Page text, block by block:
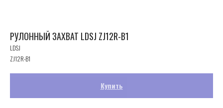
РУЛОННЫЙ ЗАХВАТ LDSJ ZJ12R-B1
LDSJ
ZJ12R-B1
Купить